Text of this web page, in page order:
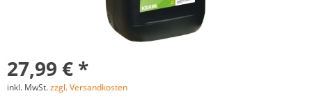
27,99 € *
inkl. MwSt.zzgl. Versandkosten